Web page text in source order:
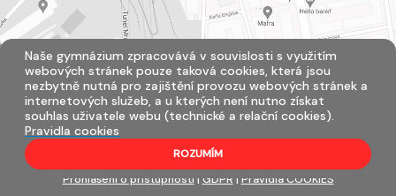
Všechna práva vyhrazena. Copyright © 2026 | Přihlásit
Prohlášení o přístupnosti | GDPR | Pravidla COOKIES
Naše gymnázium zpracovává v souvislosti s využitím
webových stránek pouze taková cookies, která jsou
nezbytně nutná pro zajištění provozu webových stránek a
internetových služeb, a u kterých není nutno získat
souhlas uživatele webu (technické a relační cookies).
Pravidla cookies
ROZUMÍM